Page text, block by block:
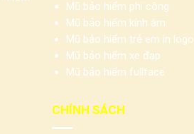
Mũ bảo hiểm phi công
Mũ bảo hiểm kính âm
Mũ bảo hiểm trẻ em in logo
Mũ bảo hiểm xe đạp
Mũ bảo hiểm fullface
CHÍNH SÁCH